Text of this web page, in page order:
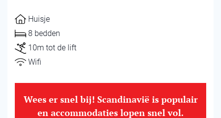
Huisje
8 bedden
10m tot de lift
Wifi
Wees er snel bij! Scandinavië is populair
en accommodaties lopen snel vol.